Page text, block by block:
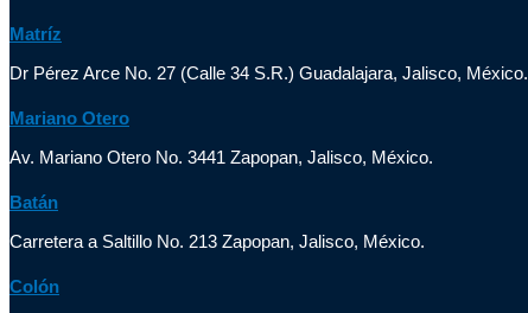
Matríz
Dr Pérez Arce No. 27 (Calle 34 S.R.) Guadalajara, Jalisco, México.
Mariano Otero
Av. Mariano Otero No. 3441 Zapopan, Jalisco, México.
Batán
Carretera a Saltillo No. 213 Zapopan, Jalisco, México.
Colón